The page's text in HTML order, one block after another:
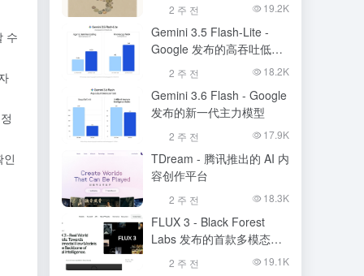
수
2 주 전 19.2K
Gemini 3.5 Flash-Lite -
Google 发布的高吞吐低成
本模型
2 주 전 18.2K
Gemini 3.6 Flash - Google
发布的新一代主力模型
2 주 전 17.9K
TDream - 腾讯推出的 AI 内
容创作平台
2 주 전 18.3K
FLUX 3 - Black Forest
Labs 发布的首款多模态基
础模型
2 주 전 19.1K